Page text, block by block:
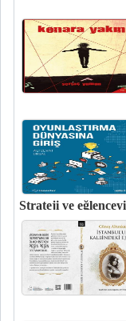
Strateji ve
Inooster’ın
Dünyasına Giriş”,
niteliği taşıyor.